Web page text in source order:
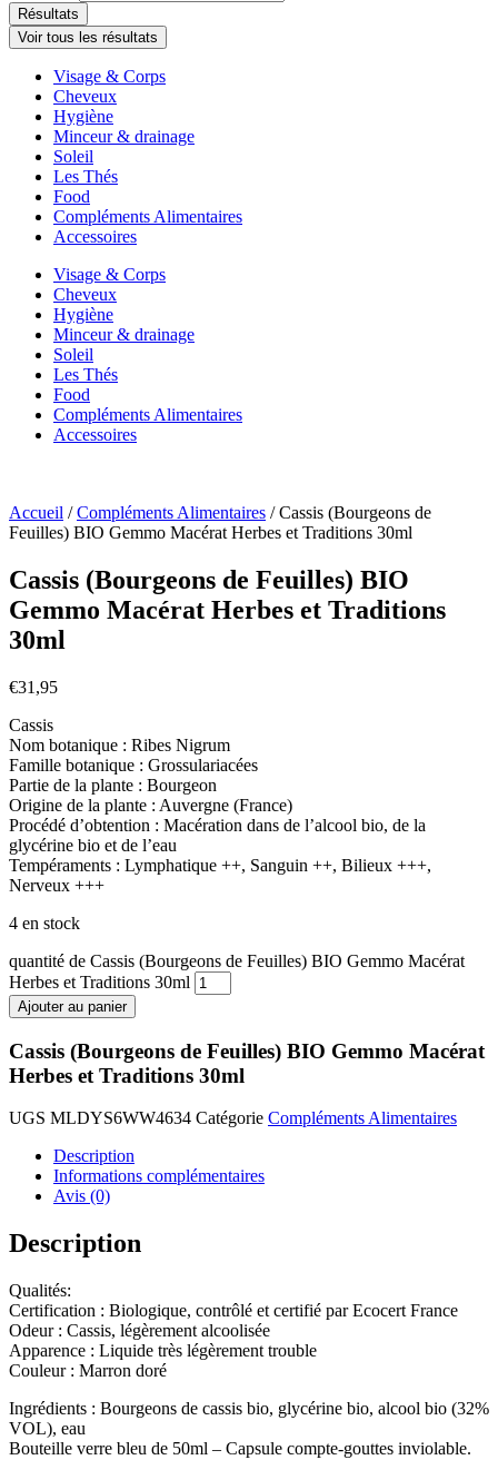
Résultats
Voir tous les résultats
Visage & Corps
Cheveux
Hygiène
Minceur & drainage
Soleil
Les Thés
Food
Compléments Alimentaires
Accessoires
Visage & Corps
Cheveux
Hygiène
Minceur & drainage
Soleil
Les Thés
Food
Compléments Alimentaires
Accessoires
Accueil /Compléments Alimentaires / Cassis (Bourgeons de
Feuilles) BIO Gemmo Macérat Herbes et Traditions 30ml
Cassis (Bourgeons de Feuilles) BIO
Gemmo Macérat Herbes et Traditions
30ml
€31,95
Cassis
Nom botanique : Ribes Nigrum
Famille botanique : Grossulariacées
Partie de la plante : Bourgeon
Origine de la plante : Auvergne (France)
Procédé d’obtention : Macération dans de l’alcool bio, de la
glycérine bio et de l’eau
Tempéraments : Lymphatique ++, Sanguin ++, Bilieux +++,
Nerveux +++
4 en stock
quantité de Cassis (Bourgeons de Feuilles) BIO Gemmo Macérat
Herbes et Traditions 30ml
Ajouter au panier
Cassis (Bourgeons de Feuilles) BIO Gemmo Macérat
Herbes et Traditions 30ml
UGS MLDYS6WW4634 Catégorie Compléments Alimentaires
Description
Informations complémentaires
Avis (0)
Description
Qualités:
Certification : Biologique, contrôlé et certifié par Ecocert France
Odeur : Cassis, légèrement alcoolisée
Apparence : Liquide très légèrement trouble
Couleur : Marron doré
Ingrédients : Bourgeons de cassis bio, glycérine bio, alcool bio (32%
VOL), eau
Bouteille verre bleu de 50ml – Capsule compte-gouttes inviolable.